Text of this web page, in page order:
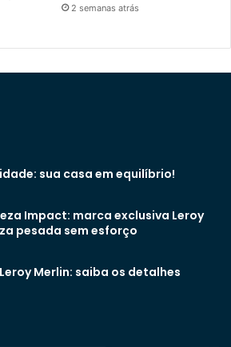
2 semanas atrás
sua casa em equilíbrio!
Impact: marca exclusiva Leroy
pesada sem esforço
Merlin: saiba os detalhes